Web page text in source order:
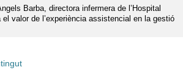
Barba, directora infermera de l’Hospital
el valor de l’experiència assistencial en la gestió